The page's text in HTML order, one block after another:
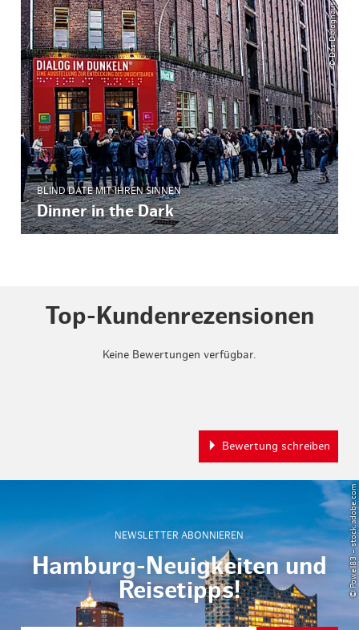
© Das Dialoghaus
BLIND DATE MIT IHREN SINNEN
Dinner in the Dark
Top-Kundenrezensionen
Keine Bewertungen verfügbar.
Bewertung schreiben
NEWSLETTER ABONNIEREN
Hamburg-Neuigkeiten und
Reisetipps!
© Powell83 – stock.adobe.com